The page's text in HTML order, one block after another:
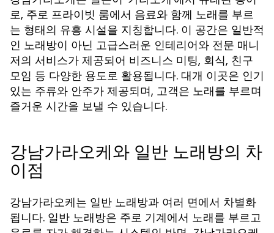
로, 주로 프라이빗 룸에서 음료와 함께 노래를 부르
는 형태의 유흥 시설을 지칭합니다. 이 공간은 일반적
인 노래방이 아닌 고급스러운 인테리어와 전문 매니
저의 서비스가 제공되어 비즈니스 미팅, 회식, 친구
모임 등 다양한 용도로 활용됩니다. 대개 이곳은 인기
있는 주류와 안주가 제공되며, 고객은 노래를 부르며
즐거운 시간을 보낼 수 있습니다.
강남가라오케와 일반 노래방의 차
이점
강남가라오케는 일반 노래방과 여러 면에서 차별화
됩니다. 일반 노래방은 주로 기계에서 노래를 부르고